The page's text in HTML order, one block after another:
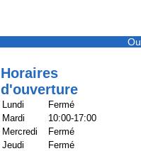
Horaires
d'ouverture
Lundi
Fermé
Mardi
10:00-17:00
Mercredi
Fermé
Jeudi
Fermé